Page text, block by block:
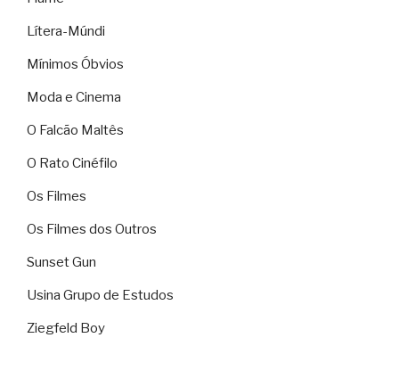
Lítera-Múndi
Mínimos Óbvios
Moda e Cinema
O Falcão Maltês
O Rato Cinéfilo
Os Filmes
Os Filmes dos Outros
Sunset Gun
Usina Grupo de Estudos
Ziegfeld Boy